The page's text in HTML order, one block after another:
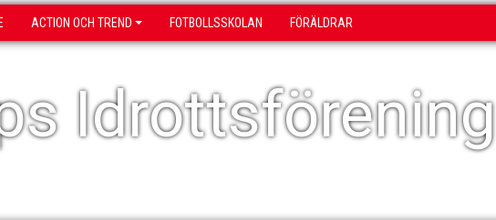
ACTION OCH TREND FOTBOLLSSKOLAN FÖRÄLDRAR
Idrottsförening